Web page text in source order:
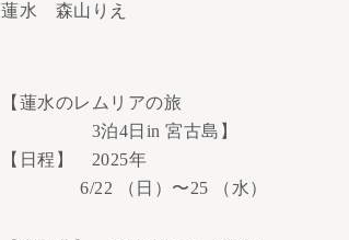
蓮水 森山りえ
【蓮水のレムリアの旅
3泊4日in 宮古島】
【日程】 2025年
6/22 （日）〜25 （水）